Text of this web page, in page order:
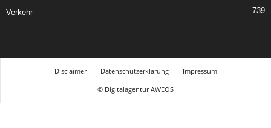
Verkehr 739
Disclaimer Datenschutzerklärung
Impressum
© Digitalagentur AWEOS